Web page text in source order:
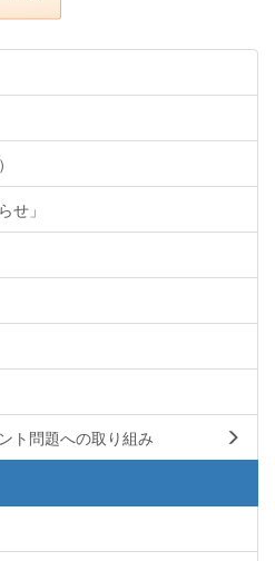
せ」
ト問題への取り組み